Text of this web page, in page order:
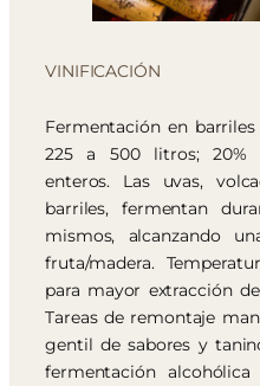
VINIFICACIÓN
Fermentación en
225 a 500 litros; 20%
enteros. Las uvas,
barriles, fermentan
mismos, alcanzando
fruta/madera.
para mayor extracción
Tareas de remontaje
gentil de sabores y
fermentación